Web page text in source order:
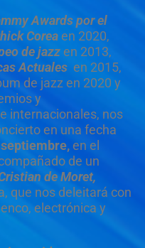
Awards por el
Coreaen 2020,
de jazzen 2013,
Actuales en 2015,
de jazz en 2020 y
y
internacionales, nos
en una fecha
en el
de un
de Moret,
que nos deleitará con
electrónica y